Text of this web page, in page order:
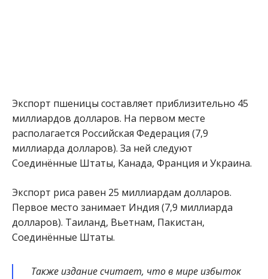
Экспорт пшеницы составляет приблизительно 45
миллиардов долларов. На первом месте
располагается Российская Федерация (7,9
миллиарда долларов). За ней следуют
Соединённые Штаты, Канада, Франция и Украина.
Экспорт риса равен 25 миллиардам долларов.
Первое место занимает Индия (7,9 миллиарда
долларов). Таиланд, Вьетнам, Пакистан,
Соединённые Штаты.
Также издание считает, что в мире избыток